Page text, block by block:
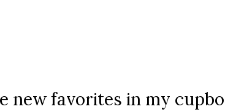
new favorites in my